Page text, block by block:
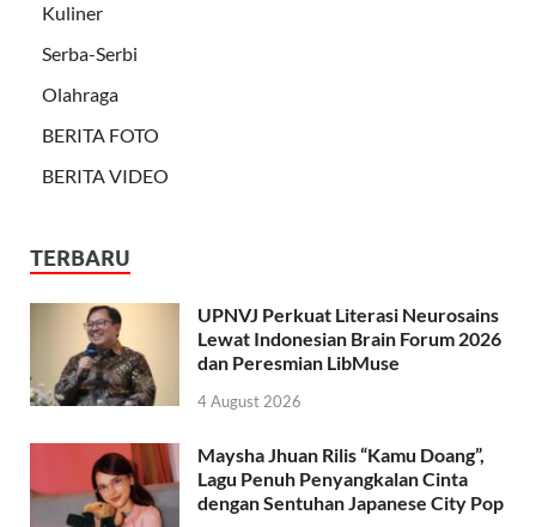
Kuliner
Serba-Serbi
Olahraga
BERITA FOTO
BERITA VIDEO
TERBARU
UPNVJ Perkuat Literasi Neurosains
Lewat Indonesian Brain Forum 2026
dan Peresmian LibMuse
4 August 2026
Maysha Jhuan Rilis “Kamu Doang”,
Lagu Penuh Penyangkalan Cinta
dengan Sentuhan Japanese City Pop